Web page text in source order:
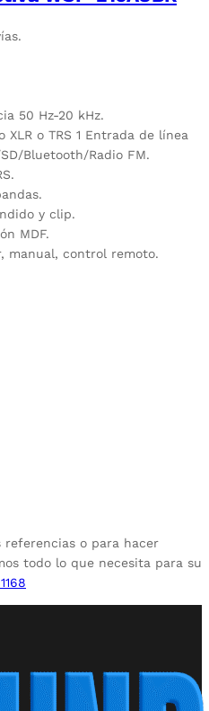
50 Hz-20 kHz.
XLR o TRS 1 Entrada de línea
Bluetooth/Radio FM.
y clip.
MDF.
manual, control remoto.
referencias o para hacer
todo lo que necesita para su